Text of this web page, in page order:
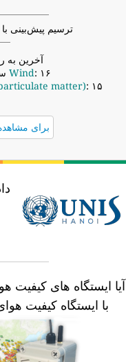
ترسیم پیش‌بینی با استفاده از منطقه زمانی +07:00
آخرین به
Wind : ۱۶ ساعت پیش
particulate matter) : ۱۵ ساعت پیش
برای
ایستگاه های کیفیت
با ایستگاه کیفیت